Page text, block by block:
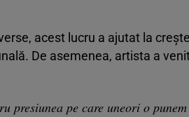
acest lucru a ajutat la
De asemenea, artista a
presiunea pe care uneori o